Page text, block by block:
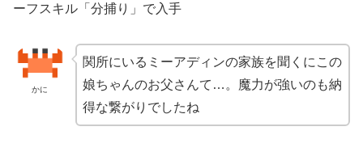
ーフスキル「分捕り」で入手
かに
関所にいるミーアディンの家族を聞くにこの
娘ちゃんのお父さんて…。魔力が強いのも納
得な繋がりでしたね